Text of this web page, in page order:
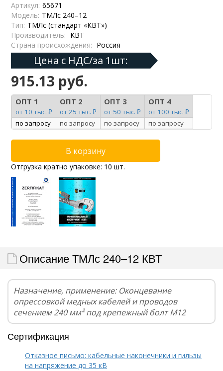
Артикул: 65671
Модель: ТМЛс 240–12
Тип: ТМЛс (стандарт «КВТ»)
Производитель: КВТ
Страна происхождения: Россия
Цена с НДС/за 1шт:
915.13 руб.
ОПТ 1
от 10 тыс. ₽
ОПТ 2
от 25 тыс. ₽
ОПТ 3
от 50 тыс. ₽
ОПТ 4
от 100 тыс. ₽
по запросу
по запросу по запросу по запросу
Отгрузка кратно упаковке: 10 шт.
Описание ТМЛс 240–12 КВТ
Назначение, применение: Оконцевание
опрессовкой медных кабелей и проводов
сечением 240 мм² под крепежный болт М12
Сертификация
Отказное письмо: кабельные наконечники и гильзы
на напряжение до 35 кВ